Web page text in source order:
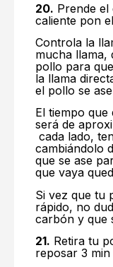
20. Prende
caliente pon
Controla la
mucha llama,
pollo para
la llama
el pollo se
El tiempo
será de
cada lado,
cambiándolo
que se ase
que vaya
Si vez que tu
rápido, no
carbón y que
21. Retira tu
reposar 3